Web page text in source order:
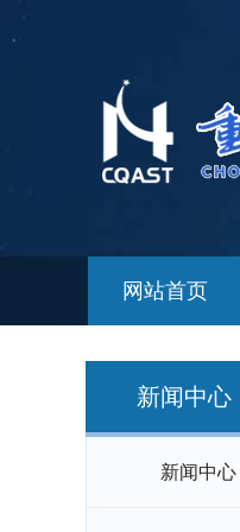
网站首页
新闻中心
新闻中心